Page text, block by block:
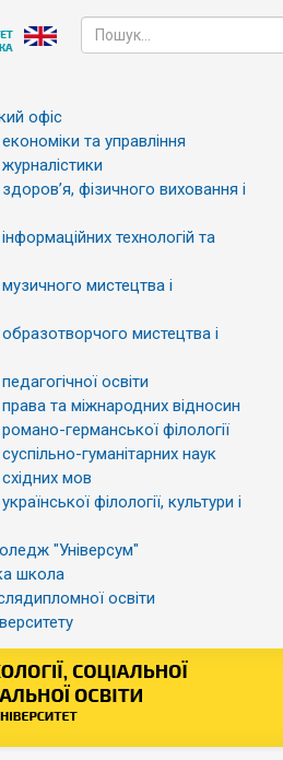
офіс
та управління
фізичного виховання і
технологій та
мистецтва і
мистецтва і
освіти
та міжнародних відносин
германської філології
гуманітарних наук
мов
філології, культури і
"Універсум"
школа
освіти